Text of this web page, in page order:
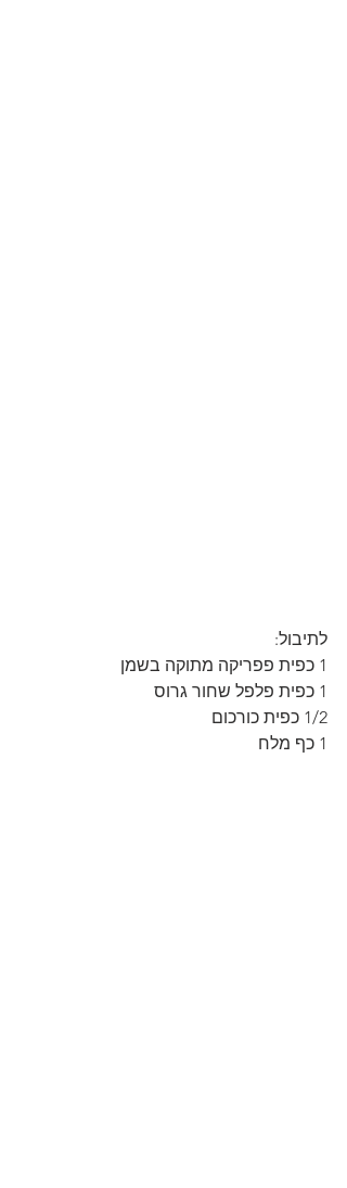
לתיבול:
1 כפית פפריקה מתוקה בשמן
1 כפית פלפל שחור גרוס
1/2 כפית כורכום
1 כף מלח